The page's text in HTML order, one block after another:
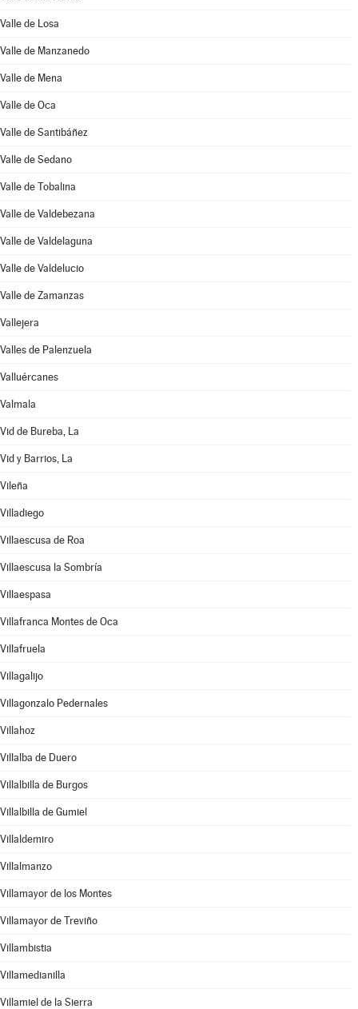
Valle de Losa
Valle de Manzanedo
Valle de Mena
Valle de Oca
Valle de Santibáñez
Valle de Sedano
Valle de Tobalina
Valle de Valdebezana
Valle de Valdelaguna
Valle de Valdelucio
Valle de Zamanzas
Vallejera
Valles de Palenzuela
Valluércanes
Valmala
Vid de Bureba, La
Vid y Barrios, La
Vileña
Villadiego
Villaescusa de Roa
Villaescusa la Sombría
Villaespasa
Villafranca Montes de Oca
Villafruela
Villagalijo
Villagonzalo Pedernales
Villahoz
Villalba de Duero
Villalbilla de Burgos
Villalbilla de Gumiel
Villaldemiro
Villalmanzo
Villamayor de los Montes
Villamayor de Treviño
Villambistia
Villamedianilla
Villamiel de la Sierra